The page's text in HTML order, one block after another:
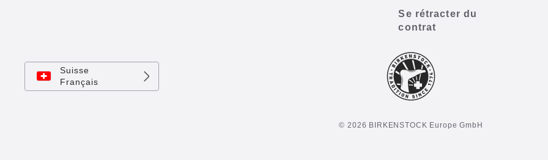
Se rétracter du
contrat
Suisse
Français
© 2026 BIRKENSTOCK Europe GmbH